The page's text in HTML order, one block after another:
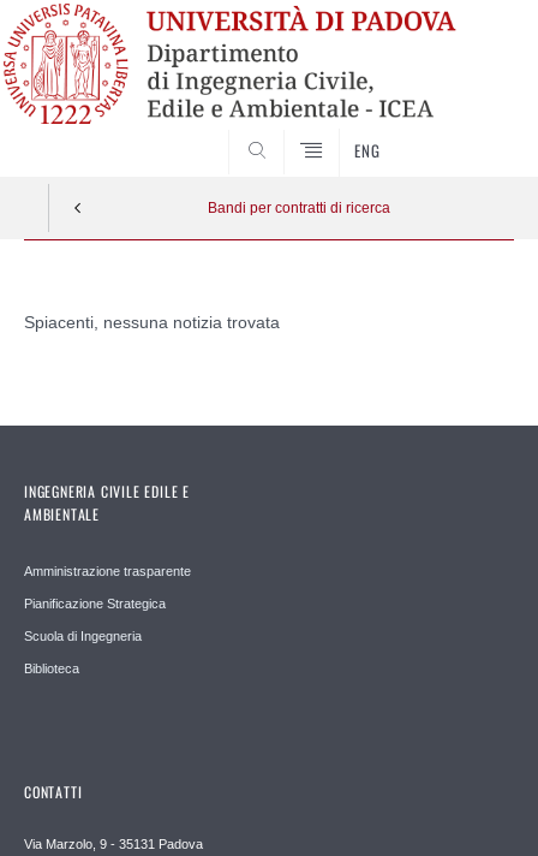
ENG
Bandi per contratti di ricerca
contenuto
Spiacenti, nessuna notizia trovata
INGEGNERIA CIVILE EDILE E
AMBIENTALE
Amministrazione trasparente
Pianificazione Strategica
Scuola di Ingegneria
Biblioteca
CONTATTI
Via Marzolo, 9 - 35131 Padova